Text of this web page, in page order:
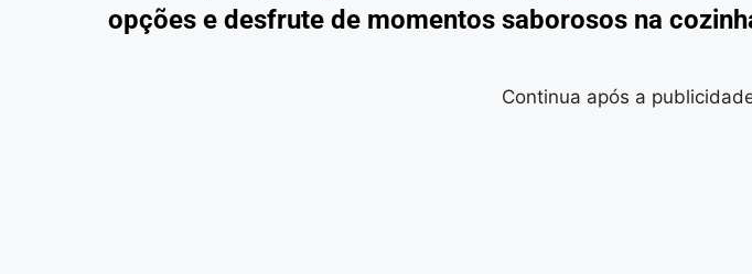
opções e desfrute de momentos saborosos na
Continua após a